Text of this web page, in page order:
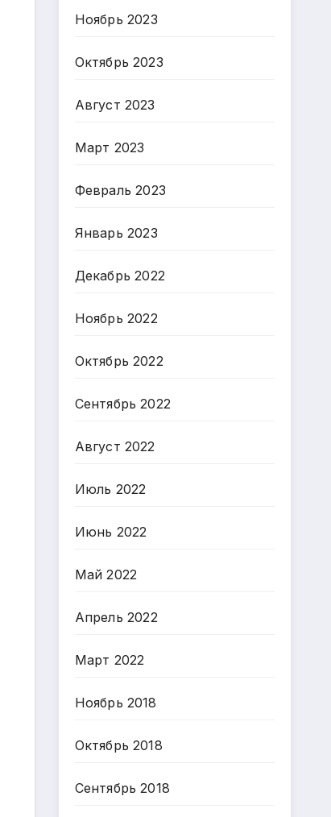
Ноябрь 2023
Октябрь 2023
Август 2023
Март 2023
Февраль 2023
Январь 2023
Декабрь 2022
Ноябрь 2022
Октябрь 2022
Сентябрь 2022
Август 2022
Июль 2022
Июнь 2022
Май 2022
Апрель 2022
Март 2022
Ноябрь 2018
Октябрь 2018
Сентябрь 2018